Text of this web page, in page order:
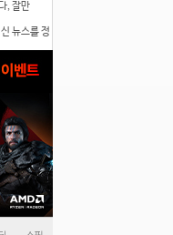
, 잘만
뉴스를 정